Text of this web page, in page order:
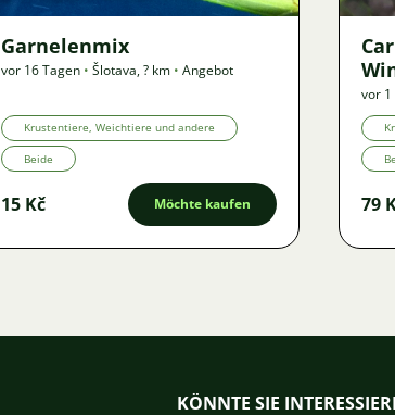
Garnelenmix
vor 16 Tagen • Šlotava,? km • Angebot
Krustentiere, Weichtiere und andere
Beide
15 Kč Möchte kaufen
vor
79
KÖNNTE SIE